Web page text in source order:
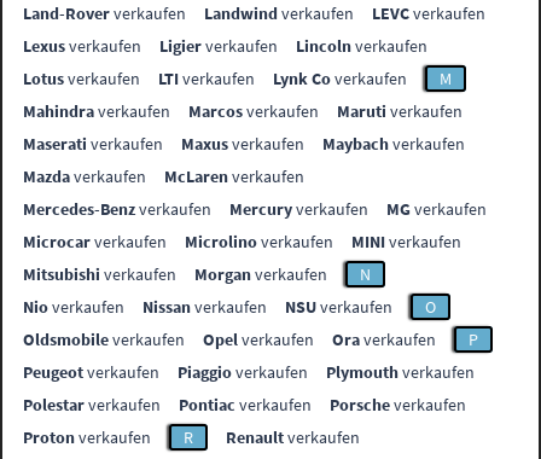
Land-Roververkaufen Landwindverkaufen LEVCverkaufen
Lexusverkaufen Ligierverkaufen Lincolnverkaufen
Lotusverkaufen LTIverkaufen Lynk Coverkaufen
M
Mahindraverkaufen Marcosverkaufen Maruti verkaufen
Maserati verkaufen Maxusverkaufen Maybachverkaufen
Mazdaverkaufen McLarenverkaufen
Mercedes-Benzverkaufen Mercuryverkaufen MGverkaufen
Microcarverkaufen Microlinoverkaufen MINIverkaufen
Mitsubishi verkaufen Morganverkaufen
N
Nioverkaufen Nissanverkaufen NSUverkaufen
O
Oldsmobileverkaufen Opelverkaufen Oraverkaufen
P
Peugeotverkaufen Piaggioverkaufen Plymouthverkaufen
Polestarverkaufen Pontiac verkaufen Porscheverkaufen
Protonverkaufen R Renaultverkaufen